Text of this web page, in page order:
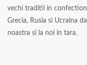
vechi traditii in
Grecia, Rusia si Ucraina
noastra si la noi in tara.